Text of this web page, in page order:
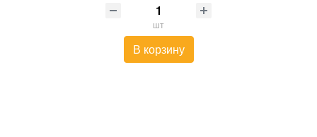
шт
В корзину